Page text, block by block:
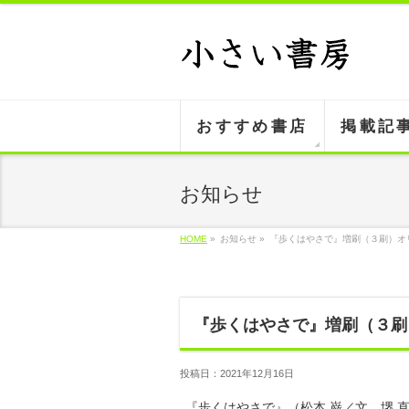
おすすめ書店 掲載記
お知らせ
HOME » お知らせ » 『歩くはやさで』増刷（３刷）
『歩くはやさで』増刷（３
投稿日：2021年12月16日